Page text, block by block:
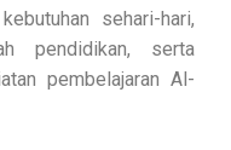
sehari-hari,
pendidikan, serta
pembelajaran Al-